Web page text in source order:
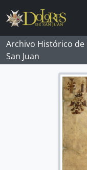
Skip to main content
Archivo Histórico
San Juan